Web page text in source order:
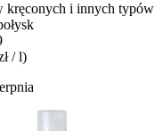
kręconych i innych typów
/ l)